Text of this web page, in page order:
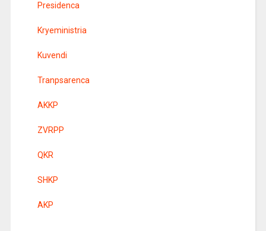
Presidenca
Kryeministria
Kuvendi
Tranpsarenca
AKKP
ZVRPP
QKR
SHKP
AKP